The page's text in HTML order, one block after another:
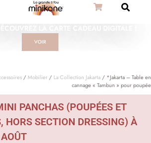
VOIR
/Mobilier / La Collection Jakarta / *Jakarta – Table en
cannage « Tambun » pour poupée
PANCHAS (POUPÉES ET
HORS SECTION DRESSING) À